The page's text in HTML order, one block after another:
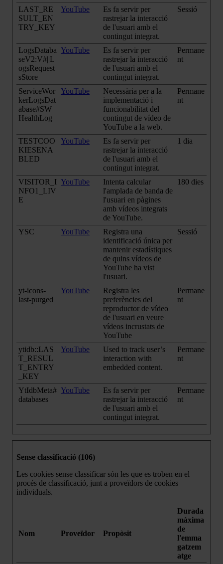
LAST_RE
SULT_EN
TRY_KEY
YouTube
Es fa servir per
rastrejar la interacció
de l'usuari amb el
contingut integrat.
Sessió
LogsDataba
seV2:V#||L
ogsRequest
sStore
YouTube
Es fa servir per
rastrejar la interacció
de l'usuari amb el
contingut integrat.
Permane
nt
ServiceWor
kerLogsDat
abase#SW
HealthLog
YouTube
Necessària per a la
implementació i
funcionabilitat del
contingut de vídeo de
YouTube a la web.
Permane
nt
TESTCOO
KIESENA
BLED
YouTube
Es fa servir per
rastrejar la interacció
de l'usuari amb el
contingut integrat.
1 dia
VISITOR_I
NFO1_LIV
E
YouTube
Intenta calcular
l'amplada de banda de
l'usuari en pàgines
amb vídeos integrats
de YouTube.
180 dies
YSC YouTube
Registra una
identificació única per
mantenir estadístiques
de quins vídeos de
YouTube ha vist
l'usuari.
Sessió
yt-icons-
last-purged
YouTube
Registra les
preferències del
reproductor de vídeo
de l'usuari en veure
vídeos incrustats de
YouTube
Permane
nt
ytidb::LAS
T_RESUL
T_ENTRY
_KEY
YouTube
Used to track user’s
interaction with
embedded content.
Permane
nt
YtIdbMeta#
databases
YouTube
Es fa servir per
rastrejar la interacció
de l'usuari amb el
contingut integrat.
Permane
nt
Sense classificació (106)
Les cookies sense classificar són les que es troben en el
procés de classificació, junt a proveïdors de cookies
individuals.
Nom Proveïdor Propòsit
Durada
màxima
de
l'emma
gatzem
atge